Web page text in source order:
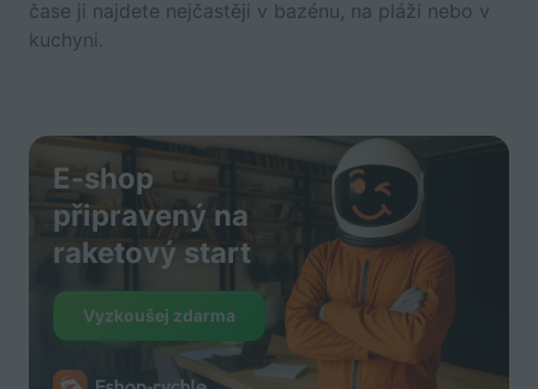
čase ji najdete nejčastěji v bazénu, na pláži nebo v
kuchyni.
E-shop
připravený na
raketový start
Vyzkoušej zdarma